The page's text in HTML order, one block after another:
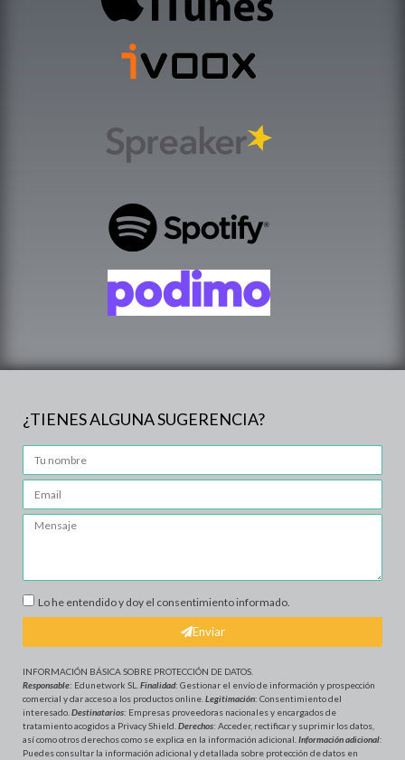
¿TIENES ALGUNA SUGERENCIA?
Lo he entendido y doy el consentimiento informado.
Enviar
INFORMACIÓN BÁSICA SOBRE PROTECCIÓN DE DATOS
Responsable: Edunetwork SL. Finalidad: Gestionar el envío de información y prospección
comercial y dar acceso a los productos online. Legitimación: Consentimiento del
interesado. Destinatarios: Empresas proveedoras nacionales y encargados de
tratamiento acogidos a Privacy Shield. Derechos: Acceder, rectificar y suprimir los datos,
así como otros derechos como se explica en la información adicional. Información adicional:
Puedes consultar la información adicional y detallada sobre protección de datos en